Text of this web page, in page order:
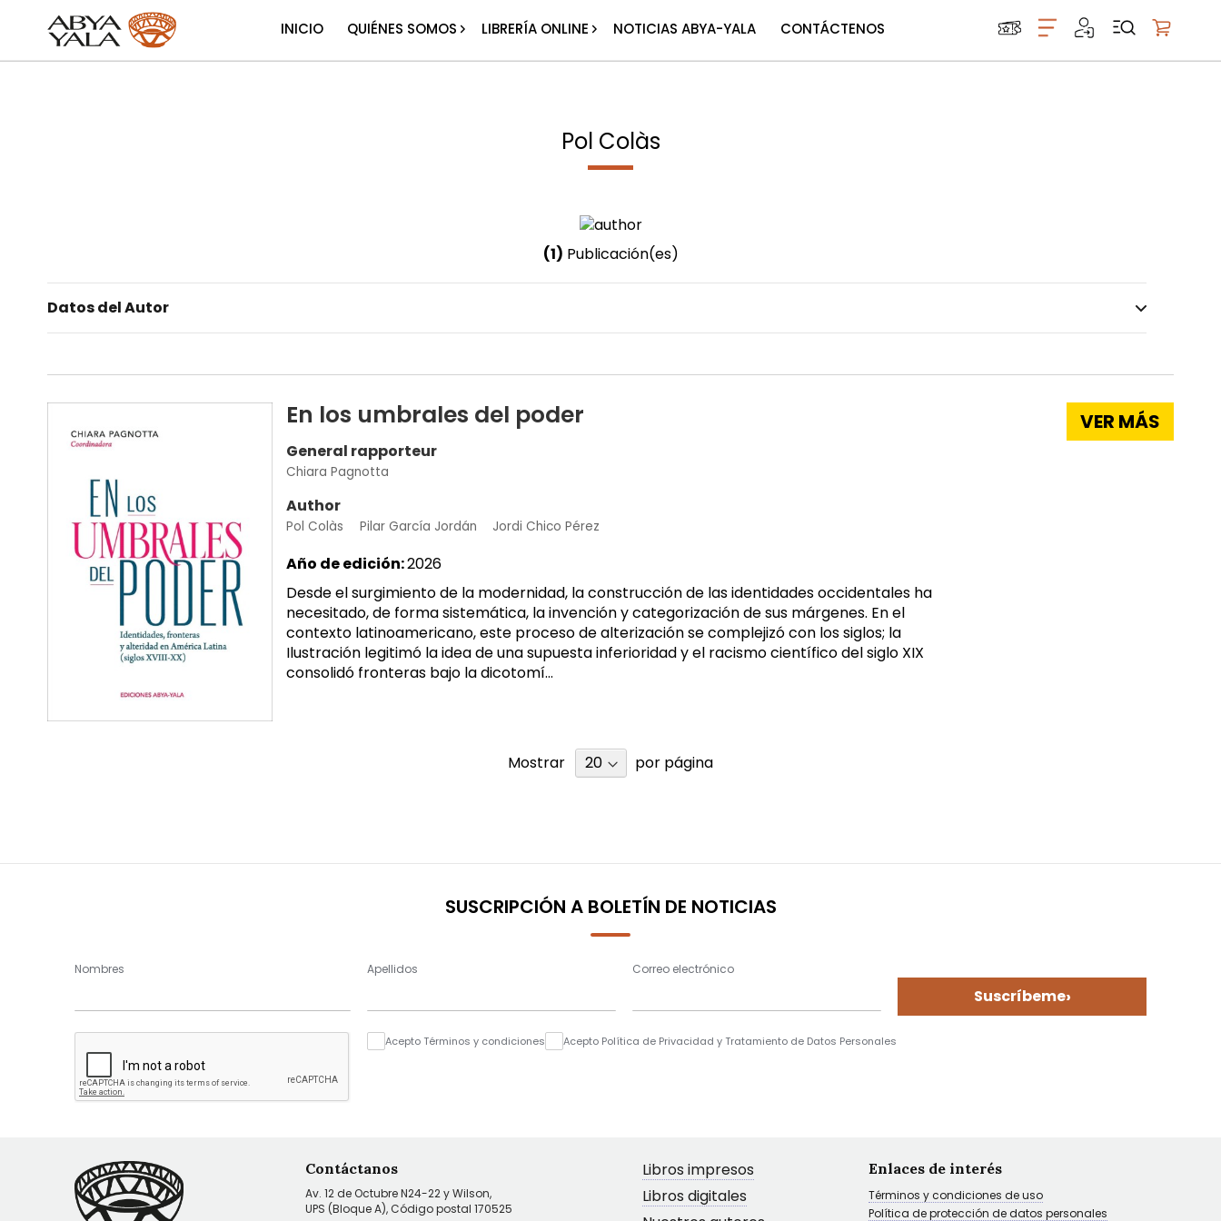
INICIO QUIÉNES SOMOS LIBRERÍA ONLINE NOTICIAS ABYA-YALA CONTÁCTENOS
Pol Colàs
(1) Publicación(es)
Datos del Autor
Masculino
En los umbrales del poder
General rapporteur
Chiara Pagnotta
Author
Pol Colàs Pilar García Jordán Jordi Chico Pérez
Año de edición:2026
Desde el surgimiento de la modernidad, la construcción de las identidades occidentales ha
necesitado, de forma sistemática, la invención y categorización de sus márgenes. En el
contexto latinoamericano, este proceso de alterización se complejizó con los siglos; la
Ilustración legitimó la idea de una supuesta inferioridad y el racismo científico del siglo XIX
consolidó fronteras bajo la dicotomí...
VER MÁS
Mostrar por página
SUSCRIPCIÓN A BOLETÍN DE NOTICIAS
Nombres Apellidos Correo electrónico
Suscríbeme›
Acepto Términos y condiciones Acepto Política de Privacidad y Tratamiento de Datos Personales
Contáctanos
Av. 12 de Octubre N24-22 y Wilson,
UPS (Bloque A), Código postal 170525
Libros impresos
Libros digitales
Enlaces de interés
Términos y condiciones de uso
Política de protección de datos personales